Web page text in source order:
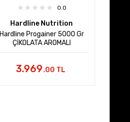
0.0
Hardline Nutrition
Hardline Progainer 5000 Gr
ÇİKOLATA AROMALI
3.969.00 TL